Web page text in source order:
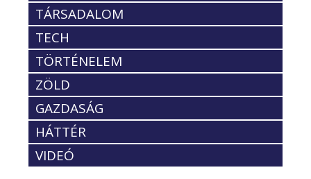
TÁRSADALOM
TECH
TÖRTÉNELEM
ZÖLD
GAZDASÁG
HÁTTÉR
VIDEÓ